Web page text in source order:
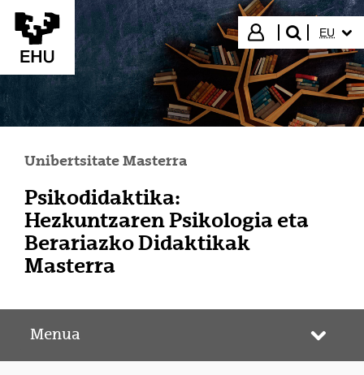
Eduki nagusira joan
Hasi saioa
bilatu"
EU
Unibertsitate Masterra
Psikodidaktika:
Hezkuntzaren Psikologia eta
Berariazko Didaktikak
Masterra
Menua